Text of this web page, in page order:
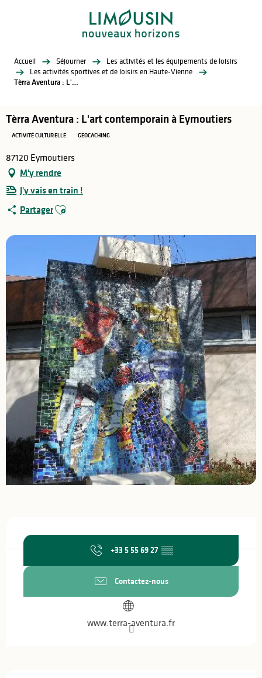
Accueil Séjourner
Les activités et les équipements de loisirs
Les activités sportives et de loisirs en Haute-Vienne
Tèrra Aventura : L'art contemporain à Eymoutiers
Tèrra Aventura : L'art contemporain à Eymoutiers
ACTIVITÉ CULTURELLE GEOCACHING
87120 Eymoutiers
M'y rendre
J'y vais en train !
PartagerAjouter aux favoris
+33 5 55 69 27 ▒▒
Contactez-nous
www.terra-aventura.fr